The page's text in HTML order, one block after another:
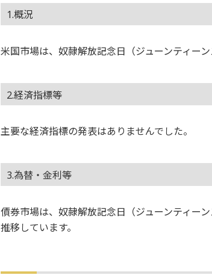
1.概況
米国市場は、奴隷解放記念日（ジューンティー
2.経済指標等
主要な経済指標の発表はありませんでした。
3.為替・金利等
債券市場は、奴隷解放記念日（ジューンティー
推移しています。